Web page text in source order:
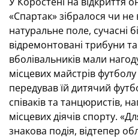
«Спартак» зібралося чи не
натуральне поле, сучасні
відремонтовані трибуни
вболівальників мали
місцевих майстрів
передував їй дитячий
співаків та танцюристів,
місцевих діячів спорту.
знакова подія, відтепер